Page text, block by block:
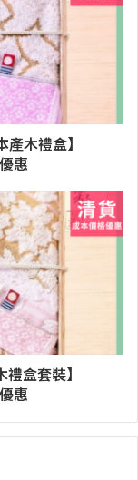
木禮盒】
惠
盒套裝】
惠